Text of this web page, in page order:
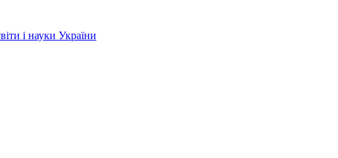
і науки України